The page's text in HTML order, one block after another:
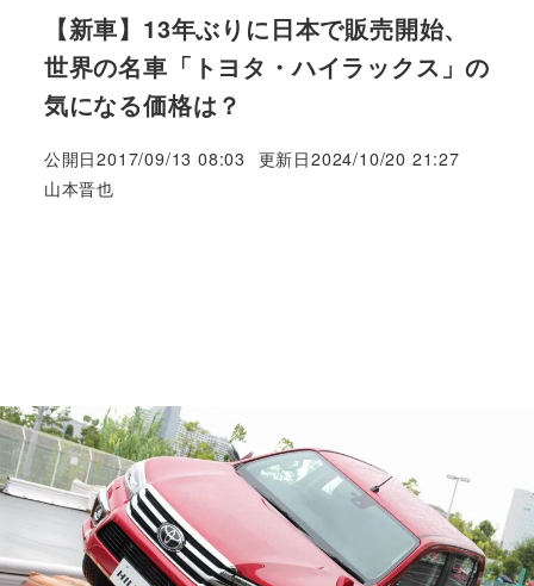
【新車】13年ぶりに日本で販売開始、
世界の名車「トヨタ・ハイラックス」の
気になる価格は？
公開日2017/09/13 08:03 更新日2024/10/20 21:27
著
山本晋也